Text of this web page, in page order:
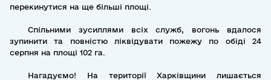
перекинутися на ще більші площі.
Спільними зусиллями всіх служб, вогонь вдалося
зупинити та повністю ліквідувати пожежу по обіді 24
серпня на площі 102 га.
Нагадуємо! На території Харківщини лишається